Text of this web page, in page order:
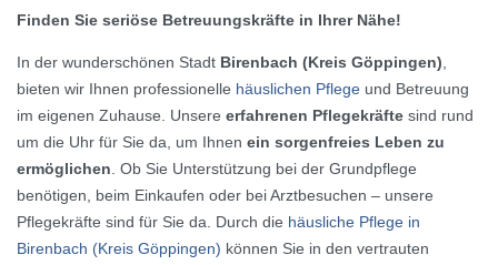
Finden Sie seriöse Betreuungskräfte in Ihrer Nähe!
In der wunderschönen Stadt Birenbach (Kreis Göppingen),
bieten wir Ihnen professionelle häuslichen Pflege und Betreuung
im eigenen Zuhause. Unsere erfahrenen Pflegekräfte sind rund
um die Uhr für Sie da, um Ihnen ein sorgenfreies Leben zu
ermöglichen. Ob Sie Unterstützung bei der Grundpflege
benötigen, beim Einkaufen oder bei Arztbesuchen – unsere
Pflegekräfte sind für Sie da. Durch die häusliche Pflege in
Birenbach (Kreis Göppingen) können Sie in den vertrauten